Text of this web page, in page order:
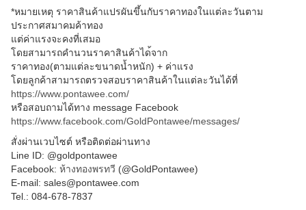
*หมายเหตุ ราคาสินค้าแปรผันขึ้นกับราคาทองในแต่ละวันตาม
ประกาศสมาคมค้าทอง
แต่ค่าแรงจะคงที่เสมอ
โดยสามารถคำนวนราคาสินค้าได้จาก
ราคาทอง(ตามแต่ละขนาดน้ำหนัก) + ค่าแรง
โดยลูกค้าสามารถตรวจสอบราคาสินค้าในแต่ละวันได้ที่
https://www.pontawee.com/
หรือสอบถามได้ทาง message Facebook
https://www.facebook.com/GoldPontawee/messages/
สั่งผ่านเวบไซต์ หรือติดต่อผ่านทาง
Line ID: @goldpontawee
Facebook: ห้างทองพรทวี (@GoldPontawee)
E-mail: sales@pontawee.com
Tel.: 084-678-7837